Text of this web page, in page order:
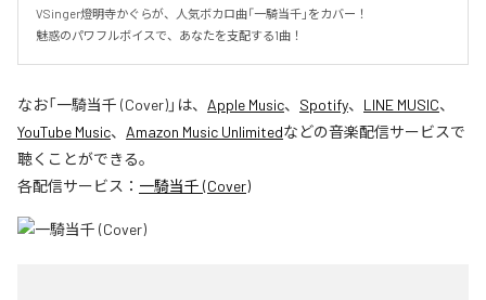
VSinger燈明寺かぐらが、人気ボカロ曲「一騎当千」をカバー！
魅惑のパワフルボイスで、あなたを支配する1曲！
なお「一騎当千 (Cover)」は、 Apple Music、 Spotify、 LINE MUSIC、
YouTube Music、 Amazon Music Unlimitedなどの音楽配信サービスで
聴くことができる。
各配信サービス： 一騎当千 (Cover)